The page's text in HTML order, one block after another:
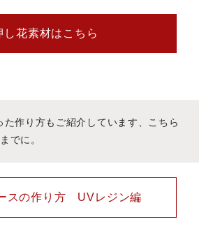
し花素材はこちら
た作り方もご紹介しています、こちら
でに。
スの作り方 UVレジン編